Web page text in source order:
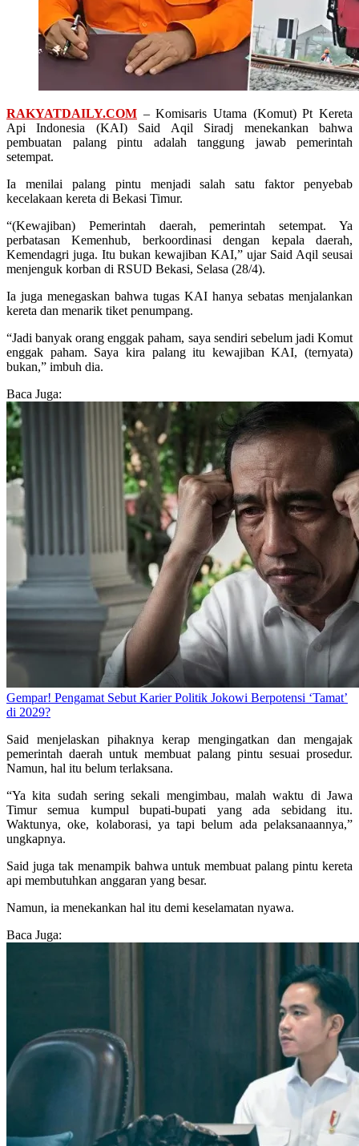
RAKYATDAILY.COM – Komisaris Utama (Komut) Pt Kereta
Api Indonesia (KAI) Said Aqil Siradj menekankan bahwa
pembuatan palang pintu adalah tanggung jawab pemerintah
setempat.
Ia menilai palang pintu menjadi salah satu faktor penyebab
kecelakaan kereta di Bekasi Timur.
“(Kewajiban) Pemerintah daerah, pemerintah setempat. Ya
perbatasan Kemenhub, berkoordinasi dengan kepala daerah,
Kemendagri juga. Itu bukan kewajiban KAI,” ujar Said Aqil seusai
menjenguk korban di RSUD Bekasi, Selasa (28/4).
Ia juga menegaskan bahwa tugas KAI hanya sebatas menjalankan
kereta dan menarik tiket penumpang.
“Jadi banyak orang enggak paham, saya sendiri sebelum jadi Komut
enggak paham. Saya kira palang itu kewajiban KAI, (ternyata)
bukan,” imbuh dia.
Baca Juga:
Gempar! Pengamat Sebut Karier Politik Jokowi Berpotensi ‘Tamat’
di 2029?
Said menjelaskan pihaknya kerap mengingatkan dan mengajak
pemerintah daerah untuk membuat palang pintu sesuai prosedur.
Namun, hal itu belum terlaksana.
“Ya kita sudah sering sekali mengimbau, malah waktu di Jawa
Timur semua kumpul bupati-bupati yang ada sebidang itu.
Waktunya, oke, kolaborasi, ya tapi belum ada pelaksanaannya,”
ungkapnya.
Said juga tak menampik bahwa untuk membuat palang pintu kereta
api membutuhkan anggaran yang besar.
Namun, ia menekankan hal itu demi keselamatan nyawa.
Baca Juga: